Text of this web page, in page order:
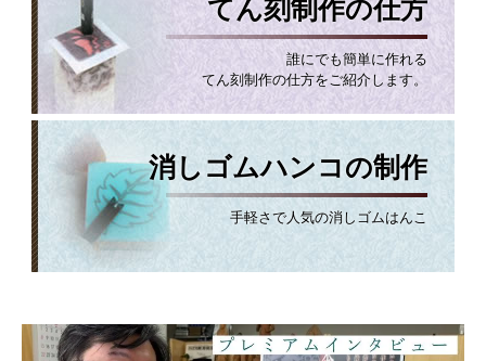
てん刻制作の仕方
誰にでも簡単に作れる
てん刻制作の仕方をご紹介します。
消しゴムハンコの制作
手軽さで人気の消しゴムはんこ